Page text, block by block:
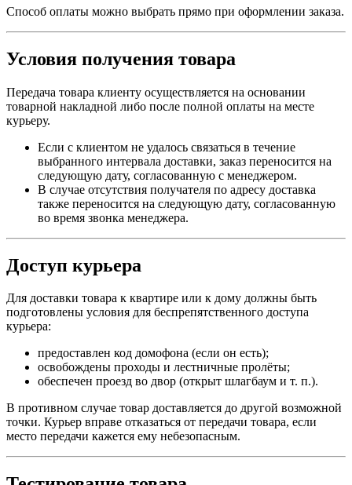
Способ оплаты можно выбрать прямо при оформлении заказа.
Условия получения товара
Передача товара клиенту осуществляется на основании
товарной накладной либо после полной оплаты на месте
курьеру.
Если с клиентом не удалось связаться в течение
выбранного интервала доставки, заказ переносится на
следующую дату, согласованную с менеджером.
В случае отсутствия получателя по адресу доставка
также переносится на следующую дату, согласованную
во время звонка менеджера.
Доступ курьера
Для доставки товара к квартире или к дому должны быть
подготовлены условия для беспрепятственного доступа
курьера:
предоставлен код домофона (если он есть);
освобождены проходы и лестничные пролёты;
обеспечен проезд во двор (открыт шлагбаум и т. п.).
В противном случае товар доставляется до другой возможной
точки. Курьер вправе отказаться от передачи товара, если
место передачи кажется ему небезопасным.